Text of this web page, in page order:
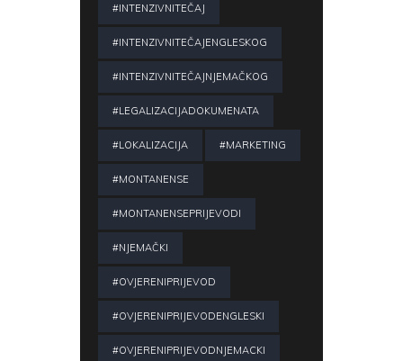
#INTENZIVNITEČAJ
#INTENZIVNITEČAJENGLESKOG
#INTENZIVNITEČAJNJEMAČKOG
#LEGALIZACIJADOKUMENATA
#LOKALIZACIJA #MARKETING
#MONTANENSE
#MONTANENSEPRIJEVODI
#NJEMAČKI
#OVJERENIPRIJEVOD
#OVJERENIPRIJEVODENGLESKI
#OVJERENIPRIJEVODNJEMACKI